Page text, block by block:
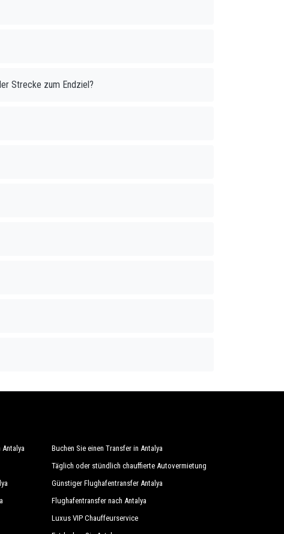
Strecke zum Endziel?
Buchen Sie einen Transfer in Antalya
Täglich oder stündlich chauffierte Autovermietung
Günstiger Flughafentransfer Antalya
Flughafentransfer nach Antalya
Luxus VIP Chauffeurservice